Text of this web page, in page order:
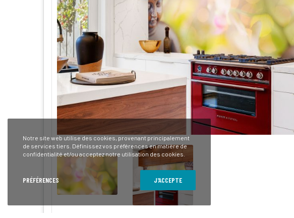
Notre site web utilise des cookies, provenant principalement
de services tiers. Définissez vos préférences en matière de
confidentialité et/ou acceptez notre utilisation des cookies.
PRÉFÉRENCES J'ACCEPTE